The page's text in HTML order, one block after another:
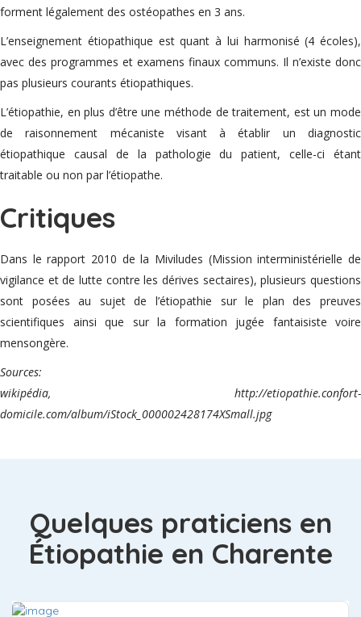
forment légalement des ostéopathes en 3 ans.
L’enseignement étiopathique est quant à lui harmonisé (4 écoles),
avec des programmes et examens finaux communs. Il n’existe donc
pas plusieurs courants étiopathiques.
L’étiopathie, en plus d’être une méthode de traitement, est un mode
de raisonnement mécaniste visant à établir un diagnostic
étiopathique causal de la pathologie du patient, celle-ci étant
traitable ou non par l’étiopathe.
Critiques
Dans le rapport 2010 de la Miviludes (Mission interministérielle de
vigilance et de lutte contre les dérives sectaires), plusieurs questions
sont posées au sujet de l’étiopathie sur le plan des preuves
scientifiques ainsi que sur la formation jugée fantaisiste voire
mensongère.
Sources:
wikipédia, http://etiopathie.confort-
domicile.com/album/iStock_000002428174XSmall.jpg
Quelques praticiens en
Étiopathie en Charente